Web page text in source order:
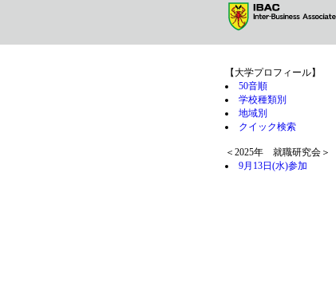
【大学プロフィール】
50音順
学校種類別
地域別
クイック検索
＜2025年 就職研究会＞
9月13日(水)参加